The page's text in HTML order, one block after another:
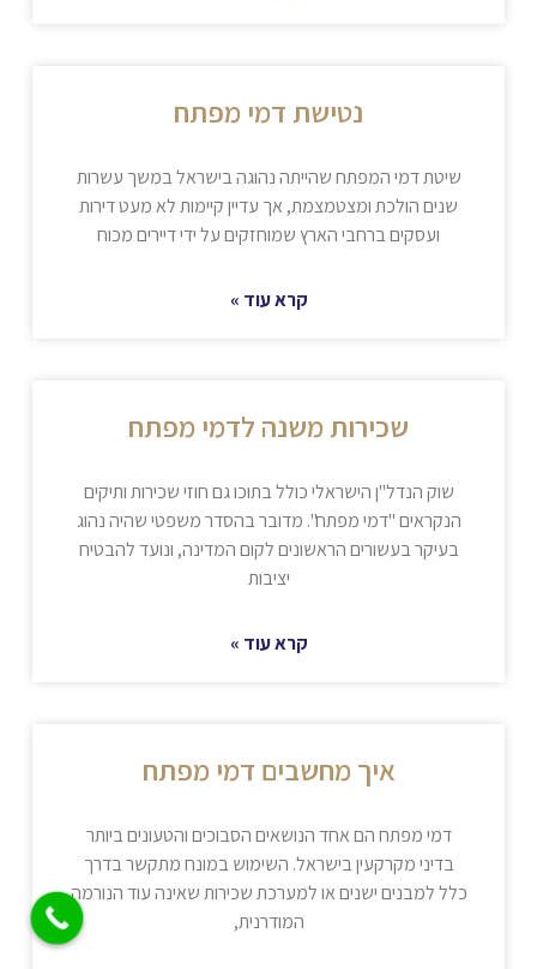
נטישת דמי מפתח
שיטת דמי המפתח שהייתה נהוגה בישראל במשך עשרות
שנים הולכת ומצטמצמת, אך עדיין קיימות לא מעט דירות
ועסקים ברחבי הארץ שמוחזקים על ידי דיירים מכוח
קרא עוד »
שכירות משנה לדמי מפתח
שוק הנדל"ן הישראלי כולל בתוכו גם חוזי שכירות ותיקים
הנקראים "דמי מפתח". מדובר בהסדר משפטי שהיה נהוג
בעיקר בעשורים הראשונים לקום המדינה, ונועד להבטיח
יציבות
קרא עוד »
איך מחשבים דמי מפתח
דמי מפתח הם אחד הנושאים הסבוכים והטעונים ביותר
בדיני מקרקעין בישראל. השימוש במונח מתקשר בדרך
כלל למבנים ישנים או למערכת שכירות שאינה עוד הנורמה
המודרנית,